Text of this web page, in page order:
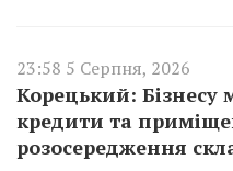
23:58 5 Серпня, 2026
Корецький: Бізнесу
кредити та
розосередження